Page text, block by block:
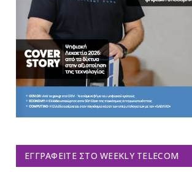
ΕΓΓΡΑΦΕΊΤΕ ΣΤΟ WEEKLY TELECOM